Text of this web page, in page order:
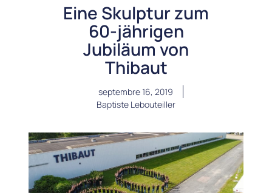
Eine Skulptur zum
60-jährigen
Jubiläum von
Thibaut
septembre 16, 2019
Baptiste Lebouteiller